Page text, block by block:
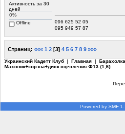
Активность за 30
дней
0%
Offline
096 625 52 05
095 949 57 87
Страниц: ««« 1 2 [3] 4 5 6 7 8 9 »»»
Украинский Кадетт Клуб | Главная | Барахолка
Маховик+корзна+диск сцепления Ф13 (1,6)
Powered by SMF